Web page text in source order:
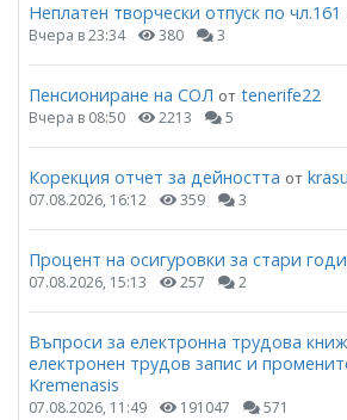
Неплатен творчески отпуск по чл.161
Вчера в 23:34 380 3
Пенсиониране на СОЛ от tenerife22
Вчера в 08:50 2213 5
Корекция отчет за дейността от
07.08.2026, 16:12 359 3
Процент на осигуровки за стари
07.08.2026, 15:13 257 2
Въпроси за електронна трудова
електронен трудов запис и
Kremenasis
07.08.2026, 11:49 191047 571